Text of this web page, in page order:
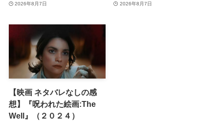
2026年8月7日 2026年8月7日
【映画 ネタバレなしの感
想】『呪われた絵画:The
Well』（２０２４）